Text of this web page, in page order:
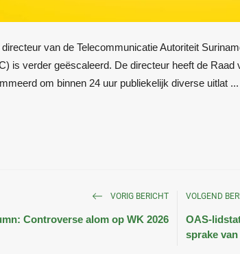
van de Telecommunicatie Autoriteit
is verder geëscaleerd. De directeur heeft de Raad
om binnen 24 uur publiekelijk diverse uitlat ...
VORIG BERICHT
Controverse alom op WK 2026
VOLGEND
OAS-
sprake